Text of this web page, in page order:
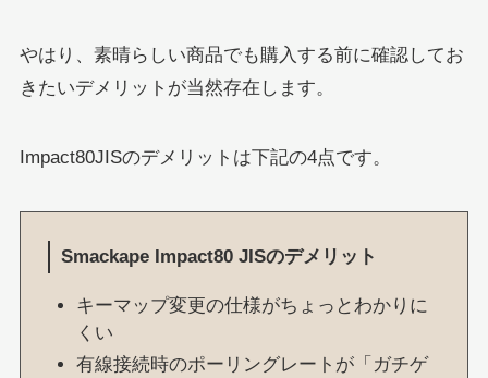
やはり、素晴らしい商品でも購入する前に確認してお
きたいデメリットが当然存在します。
Impact80JISのデメリットは下記の4点です。
Smackape Impact80 JISのデメリット
キーマップ変更の仕様がちょっとわかりに
くい
有線接続時のポーリングレートが「ガチゲ